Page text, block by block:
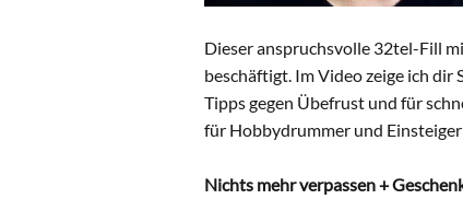
Dieser anspruchsvolle 32tel-Fill
beschäftigt. Im Video zeige ich dir
Tipps gegen Übefrust und für
für Hobbydrummer und
Nichts mehr verpassen +